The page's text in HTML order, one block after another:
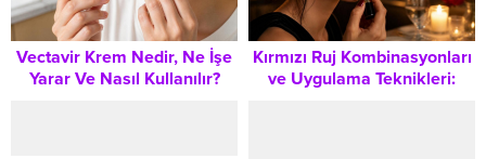
Vectavir Krem Nedir, Ne İşe
Yarar Ve Nasıl Kullanılır?
Kırmızı Ruj Kombinasyonları
ve Uygulama Teknikleri: